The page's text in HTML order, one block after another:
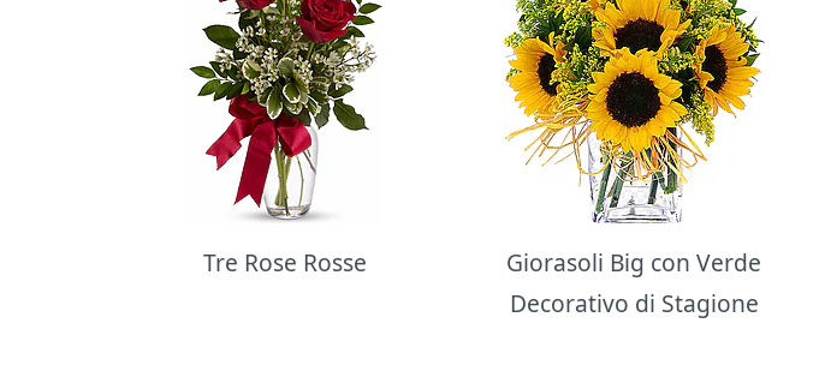
Tre Rose Rosse
Giorasoli Big con Verde
Decorativo di Stagione